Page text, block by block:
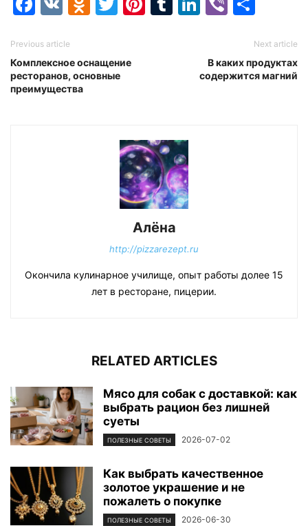
Previous article
Комплексное оснащение
ресторанов, основные
преимущества
Next article
В каких продуктах
содержится магний
Алёна
http://pizzarezept.ru
Окончила кулинарное училище, опыт работы долее 15
лет в ресторане, пицерии.
RELATED ARTICLES
Мясо для собак с доставкой: как
выбрать рацион без лишней
суеты
ПОЛЕЗНЫЕ СОВЕТЫ 2026-07-02
Как выбрать качественное
золотое украшение и не
пожалеть о покупке
ПОЛЕЗНЫЕ СОВЕТЫ 2026-06-30